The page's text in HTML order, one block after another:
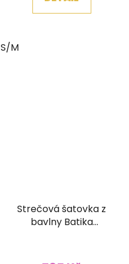
S/M
Strečová šatovka z
bavlny Batika